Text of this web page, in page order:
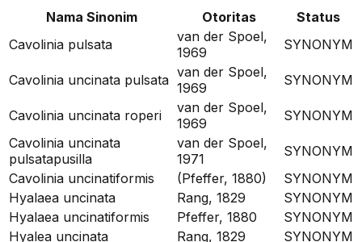
Nama Sinonim
Otoritas
Status
Cavolinia pulsata
van der Spoel,
1969
SYNONYM
Cavolinia uncinata pulsata van der Spoel,
1969
SYNONYM
Cavolinia uncinata roperi
van der Spoel,
1969
SYNONYM
Cavolinia uncinata
pulsatapusilla
van der Spoel,
1971
SYNONYM
Cavolinia uncinatiformis
(Pfeffer, 1880)
SYNONYM
Hyalaea uncinata
Rang, 1829
SYNONYM
Hyalaea uncinatiformis
Pfeffer, 1880
SYNONYM
Hyalea uncinata
Rang, 1829 SYNONYM